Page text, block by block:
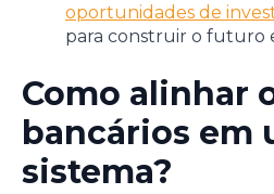
oportunidades de
para construir o futuro
Como alinhar
bancários em
sistema?